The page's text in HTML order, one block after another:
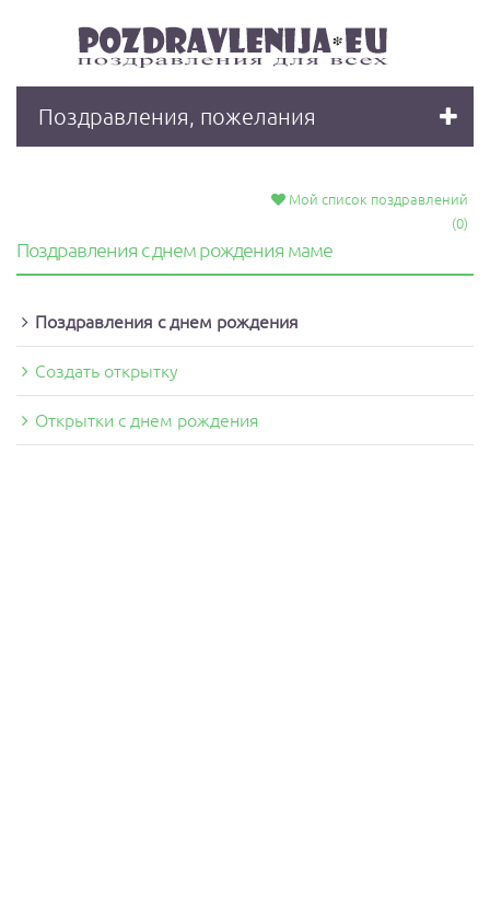
Поздравления, пожелания
Мой список поздравлений
(0)
Поздравления с днeм рождения маме
Поздравления с днeм рождения
Создать открытку
Открытки с днем рождения